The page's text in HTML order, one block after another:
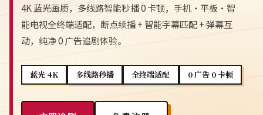
4K 蓝光画质，多线路智能秒播 0 卡顿，手机·平板·智
能电视全终端适配，断点续播 + 智能字幕匹配 + 弹幕互
动，纯净 0 广告追剧体验。
蓝光 4K 多线路秒播 全终端适配 0 广告 0 卡顿